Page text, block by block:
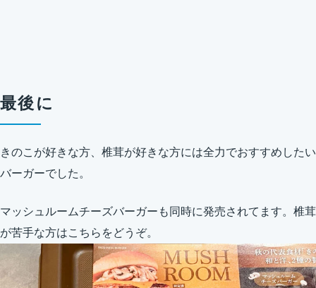
最後に
きのこが好きな方、椎茸が好きな方には全力でおすすめしたい
バーガーでした。
マッシュルームチーズバーガーも同時に発売されてます。椎茸
が苦手な方はこちらをどうぞ。